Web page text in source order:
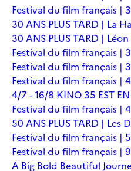
Festival du film français |
30 ANS PLUS TARD | La
30 ANS PLUS TARD |
Festival du film français |
Festival du film français |
Festival du film français |
4/7 - 16/8 KINO 35 EST
Festival du film français |
50 ANS PLUS TARD | Les
Festival du film français |
Festival du film français |
A Big Bold Beautiful